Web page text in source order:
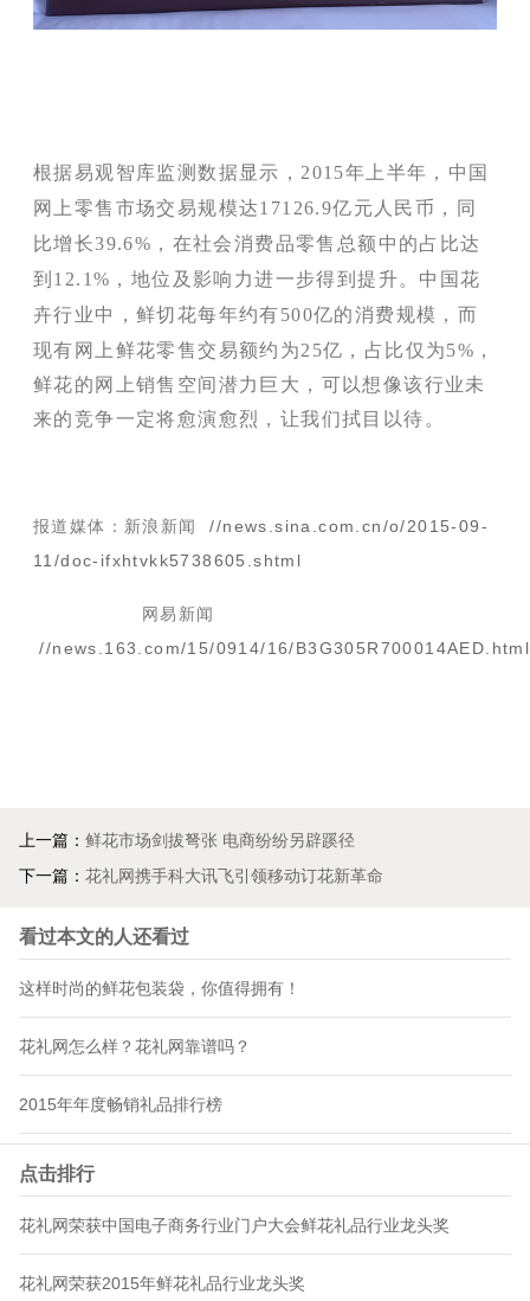
根据易观智库监测数据显示，2015年上半年，中国
网上零售市场交易规模达17126.9亿元人民币，同
比增长39.6%，在社会消费品零售总额中的占比达
到12.1%，地位及影响力进一步得到提升。中国花
卉行业中，鲜切花每年约有500亿的消费规模，而
现有网上鲜花零售交易额约为25亿，占比仅为5%，
鲜花的网上销售空间潜力巨大，可以想像该行业未
来的竞争一定将愈演愈烈，让我们拭目以待。
报道媒体：新浪新闻//news.sina.com.cn/o/2015-09-
11/doc-ifxhtvkk5738605.shtml
网易新闻
//news.163.com/15/0914/16/B3G305R700014AED.html
上一篇： 鲜花市场剑拔弩张 电商纷纷另辟蹊径
下一篇： 花礼网携手科大讯飞引领移动订花新革命
看过本文的人还看过
这样时尚的鲜花包装袋，你值得拥有！
花礼网怎么样？花礼网靠谱吗？
2015年年度畅销礼品排行榜
点击排行
花礼网荣获中国电子商务行业门户大会鲜花礼品行业龙头奖
花礼网荣获2015年鲜花礼品行业龙头奖